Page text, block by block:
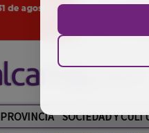
PROVINCIA SOCIEDAD Y